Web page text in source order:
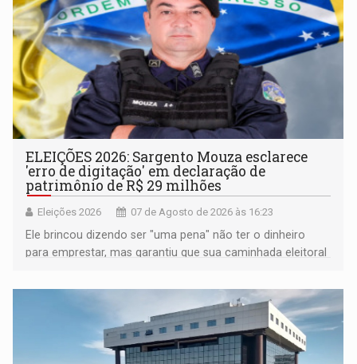
ELEIÇÕES 2026: Sargento Mouza esclarece
'erro de digitação' em declaração de
patrimônio de R$ 29 milhões
Eleições 2026 07 de Agosto de 2026 às 16:23
Ele brincou dizendo ser "uma pena" não ter o dinheiro
para emprestar, mas garantiu que sua caminhada eleitoral